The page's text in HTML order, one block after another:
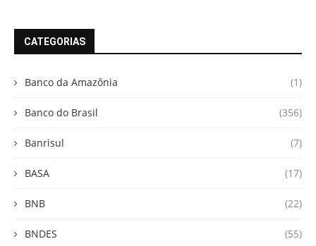
CATEGORIAS
Banco da Amazônia (1)
Banco do Brasil (356)
Banrisul (7)
BASA (17)
BNB (22)
BNDES (55)